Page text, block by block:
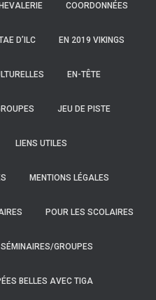
COORDONNÉES
D’ILC EN 2019 VIKINGS
EN-TÊTE
JEU DE PISTE
LIENS UTILES
MENTIONS LÉGALES
POUR LES SCOLAIRES
SÉMINAIRES/GROUPES
BELLES AVEC TIGA